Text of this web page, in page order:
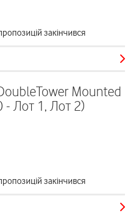
закінчився
Mounted
Лот 1, Лот 2)
закінчився